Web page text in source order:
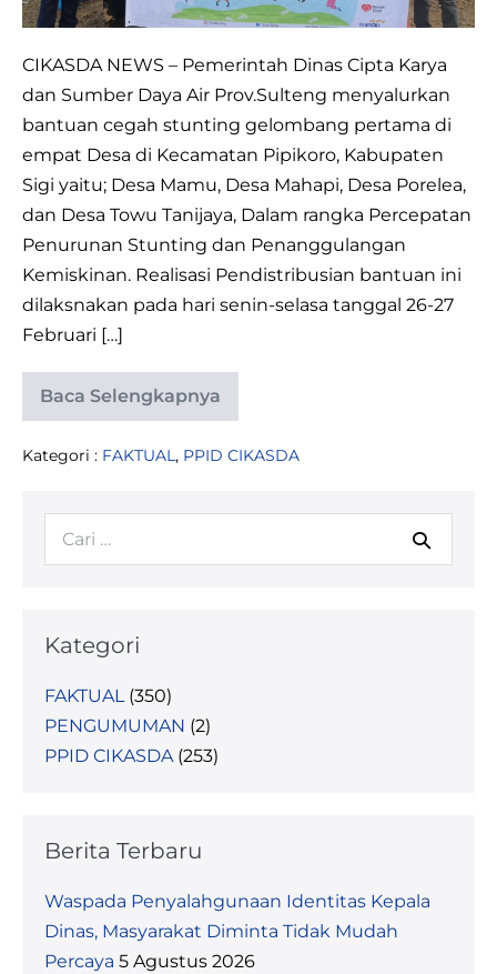
(EMPAT)
DI
KECAMATAN
PIPIKORO,
KABUPATEN
SIGI
CIKASDA NEWS – Pemerintah Dinas Cipta Karya
dan Sumber Daya Air Prov.Sulteng menyalurkan
bantuan cegah stunting gelombang pertama di
empat Desa di Kecamatan Pipikoro, Kabupaten
Sigi yaitu; Desa Mamu, Desa Mahapi, Desa Porelea,
dan Desa Towu Tanijaya, Dalam rangka Percepatan
Penurunan Stunting dan Penanggulangan
Kemiskinan. Realisasi Pendistribusian bantuan ini
dilaksnakan pada hari senin-selasa tanggal 26-27
Februari […]
Baca Selengkapnya
TAHAP
PERTAMA
PENDISTRIBUSIAN
STUNTING
(EMPAT)
PIPIKORO,
KABUPATEN
Kategori : FAKTUAL, PPID CIKASDA
Pencarian
Kategori
FAKTUAL(350)
PENGUMUMAN (2)
PPID CIKASDA(253)
Berita Terbaru
Waspada Penyalahgunaan Identitas Kepala
Dinas, Masyarakat Diminta Tidak Mudah
Percaya 5 Agustus 2026